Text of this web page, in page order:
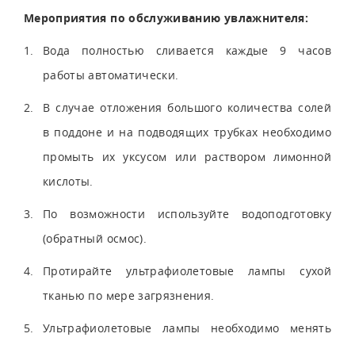
Мероприятия по обслуживанию увлажнителя:
Вода полностью сливается каждые 9 часов
работы автоматически.
В случае отложения большого количества солей
в поддоне и на подводящих трубках необходимо
промыть их уксусом или раствором лимонной
кислоты.
По возможности используйте водоподготовку
(обратный осмос).
Протирайте ультрафиолетовые лампы сухой
тканью по мере загрязнения.
Ультрафиолетовые лампы необходимо менять